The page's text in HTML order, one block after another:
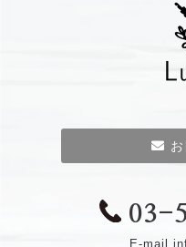
03-
E-mail